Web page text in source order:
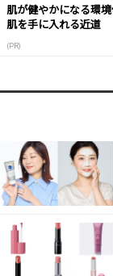
肌が健やかになる環
肌を手に入れる近道
(PR)